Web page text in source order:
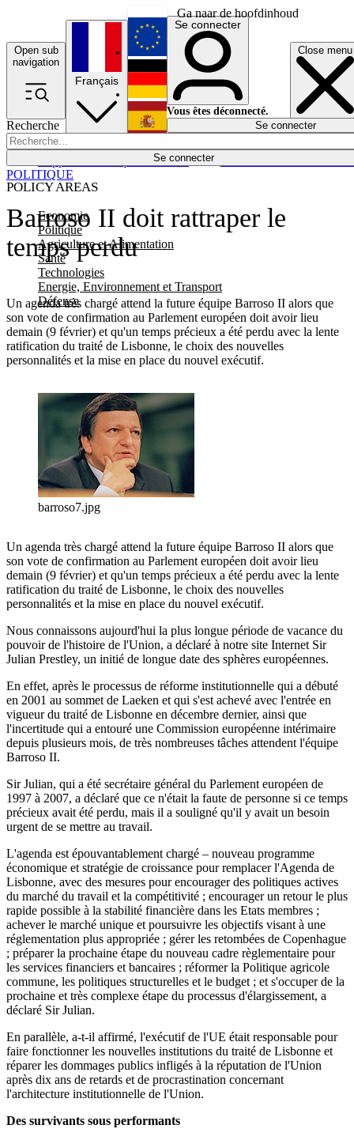
Ga naar de hoofdinhoud
Open sub
navigation
Close menu
Recherche
Se connecter
POLICY AREAS
Economie
Politique
Agriculture et Alimentation
Santé
Technologies
Energie, Environnement et Transport
Défense
Économie
Français
English
Deutsch
Español
Se connecter
Vous êtes déconnecté.
Se connecter
Barroso II doit rattraper le
temps perdu
Un agenda très chargé attend la future équipe Barroso II alors que
son vote de confirmation au Parlement européen doit avoir lieu
demain (9 février) et qu'un temps précieux a été perdu avec la lente
ratification du traité de Lisbonne, le choix des nouvelles
personnalités et la mise en place du nouvel exécutif.
POLITIQUE
barroso7.jpg
Un agenda très chargé attend la future équipe Barroso II alors que
son vote de confirmation au Parlement européen doit avoir lieu
demain (9 février) et qu'un temps précieux a été perdu avec la lente
ratification du traité de Lisbonne, le choix des nouvelles
personnalités et la mise en place du nouvel exécutif.
Nous connaissons aujourd'hui la plus longue période de vacance du
pouvoir de l'histoire de l'Union, a déclaré à notre site Internet Sir
Julian Prestley, un initié de longue date des sphères européennes.
En effet, après le processus de réforme institutionnelle qui a débuté
en 2001 au sommet de Laeken et qui s'est achevé avec l'entrée en
vigueur du traité de Lisbonne en décembre dernier, ainsi que
l'incertitude qui a entouré une Commission européenne intérimaire
depuis plusieurs mois, de très nombreuses tâches attendent l'équipe
Barroso II.
Sir Julian, qui a été secrétaire général du Parlement européen de
1997 à 2007, a déclaré que ce n'était la faute de personne si ce temps
précieux avait été perdu, mais il a souligné qu'il y avait un besoin
urgent de se mettre au travail.
L'agenda est épouvantablement chargé – nouveau programme
économique et stratégie de croissance pour remplacer l'Agenda de
Lisbonne, avec des mesures pour encourager des politiques actives
du marché du travail et la compétitivité ; encourager un retour le plus
rapide possible à la stabilité financière dans les Etats membres ;
achever le marché unique et poursuivre les objectifs visant à une
réglementation plus appropriée ; gérer les retombées de Copenhague
; préparer la prochaine étape du nouveau cadre règlementaire pour
les services financiers et bancaires ; réformer la Politique agricole
commune, les politiques structurelles et le budget ; et s'occuper de la
prochaine et très complexe étape du processus d'élargissement, a
déclaré Sir Julian.
En parallèle, a-t-il affirmé, l'exécutif de l'UE était responsable pour
faire fonctionner les nouvelles institutions du traité de Lisbonne et
réparer les dommages publics infligés à la réputation de l'Union
après dix ans de retards et de procrastination concernant
l'architecture institutionnelle de l'Union.
Des survivants sous performants